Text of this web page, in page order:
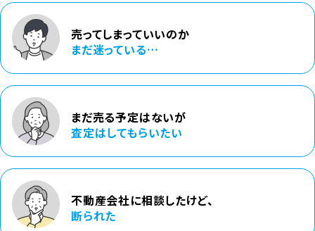
売ってしまっていいのか
まだ迷っている…
まだ売る予定はないが
査定はしてもらいたい
不動産会社に相談したけど、
断られた